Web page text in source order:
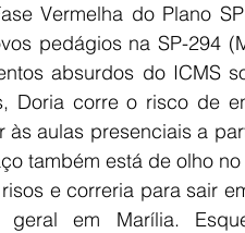
Vermelha do Plano
pedágios na SP-294
absurdos do ICMS
Doria corre o risco de
às aulas presenciais a
também está de olho
e correria para sair
em Marília.